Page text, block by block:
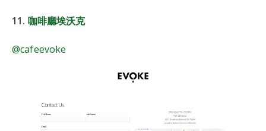
11. 咖啡廳埃沃克
@cafeevoke